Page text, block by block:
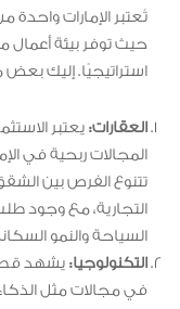
تُعتبر الإمارات واحدة
حيث توفر بيئة أعمال
استراتيجيًا. إليك
العقارات: يعتبر
المجالات ربحية في
تتنوع الفرص بين
التجارية، مع وجود
السياحة والنمو
التكنولوجيا: يشهد
في مجالات مثل